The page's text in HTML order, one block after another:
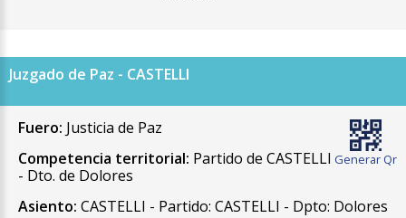
Juzgado de Paz - CASTELLI
Generar Qr
Fuero: Justicia de Paz
Competencia territorial: Partido de CASTELLI
- Dto. de Dolores
Asiento: CASTELLI - Partido: CASTELLI - Dpto: Dolores